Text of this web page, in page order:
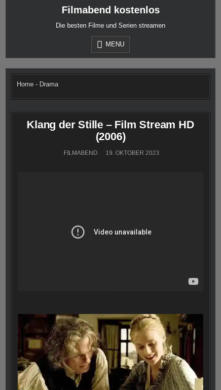
Filmabend kostenlos
Die besten Filme und Serien streamen
MENU
Home - Drama
Klang der Stille – Film Stream HD
(2006)
FILMABEND 19. OKTOBER 2023